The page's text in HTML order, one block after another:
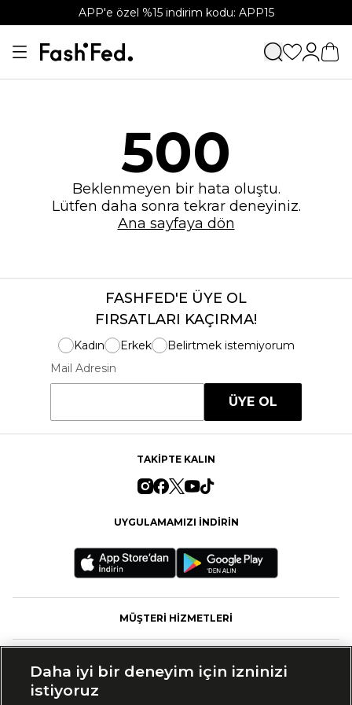
APP'e özel %15 indirim kodu: APP15
500
Beklenmeyen bir hata oluştu.
Lütfen daha sonra tekrar deneyiniz.
Ana sayfaya dön
FASHFED'E ÜYE OL
FIRSATLARI KAÇIRMA!
Kadın Erkek
Belirtmek istemiyorum
Mail Adresin
ÜYE OL
TAKİPTE KALIN
UYGULAMAMIZI İNDİRİN
MÜŞTERİ HİZMETLERİ
Daha iyi bir deneyim için izninizi
istiyoruz